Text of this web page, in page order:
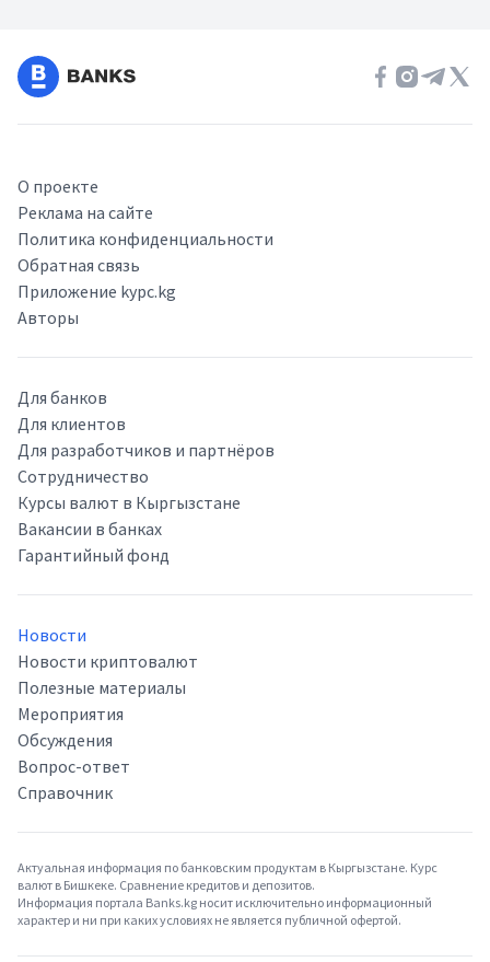
О проекте
Реклама на сайте
Политика конфиденциальности
Обратная связь
Приложение kypc.kg
Авторы
Для банков
Для клиентов
Для разработчиков и партнёров
Сотрудничество
Курсы валют в Кыргызстане
Вакансии в банках
Гарантийный фонд
Новости
Новости криптовалют
Полезные материалы
Мероприятия
Обсуждения
Вопрос-ответ
Справочник
Актуальная информация по банковским продуктам в Кыргызстане. Курс
валют в Бишкеке. Сравнение кредитов и депозитов.
Информация портала Banks.kg носит исключительно информационный
характер и ни при каких условиях не является публичной офертой.